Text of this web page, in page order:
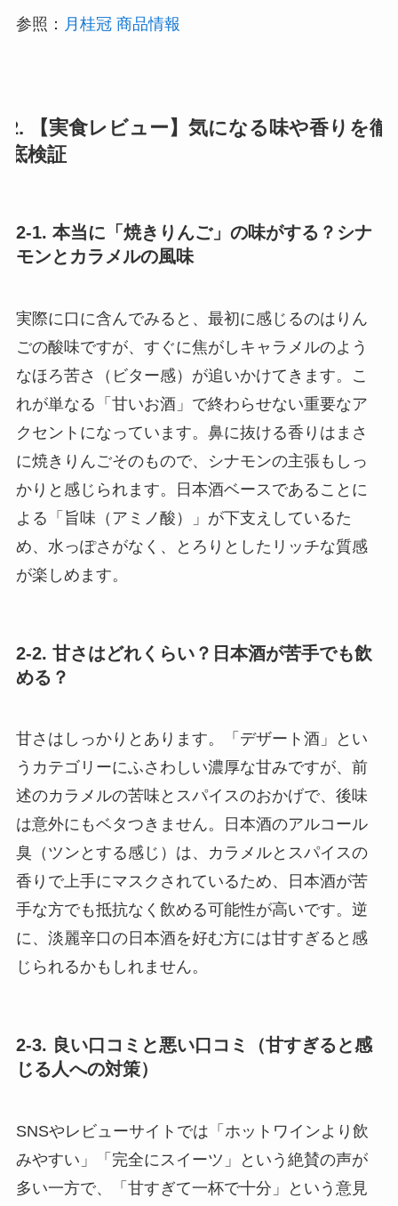
参照： 月桂冠 商品情報
2. 【実食レビュー】気になる味や香りを徹
底検証
2-1. 本当に「焼きりんご」の味がする？シナ
モンとカラメルの風味
実際に口に含んでみると、最初に感じるのはりん
ごの酸味ですが、すぐに焦がしキャラメルのよう
なほろ苦さ（ビター感）が追いかけてきます。こ
れが単なる「甘いお酒」で終わらせない重要なア
クセントになっています。鼻に抜ける香りはまさ
に焼きりんごそのもので、シナモンの主張もしっ
かりと感じられます。日本酒ベースであることに
よる「旨味（アミノ酸）」が下支えしているた
め、水っぽさがなく、とろりとしたリッチな質感
が楽しめます。
2-2. 甘さはどれくらい？日本酒が苦手でも飲
める？
甘さはしっかりとあります。「デザート酒」とい
うカテゴリーにふさわしい濃厚な甘みですが、前
述のカラメルの苦味とスパイスのおかげで、後味
は意外にもベタつきません。日本酒のアルコール
臭（ツンとする感じ）は、カラメルとスパイスの
香りで上手にマスクされているため、日本酒が苦
手な方でも抵抗なく飲める可能性が高いです。逆
に、淡麗辛口の日本酒を好む方には甘すぎると感
じられるかもしれません。
2-3. 良い口コミと悪い口コミ（甘すぎると感
じる人への対策）
SNSやレビューサイトでは「ホットワインより飲
みやすい」「完全にスイーツ」という絶賛の声が
多い一方で、「甘すぎて一杯で十分」という意見